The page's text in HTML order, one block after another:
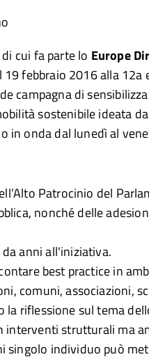
cui fa parte lo Europe
19 febbraio 2016 alla 12a
campagna di
sostenibile ideata
in onda dal lunedì al
Patrocinio del
nonché delle
da anni all'iniziativa.
best practice in
comuni, associazioni,
riflessione sul tema
interventi strutturali ma
singolo individuo può